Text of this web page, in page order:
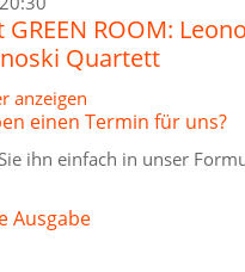
GREEN ROOM:
Quartett
anzeigen
einen Termin für uns?
ihn einfach in unser
Ausgabe